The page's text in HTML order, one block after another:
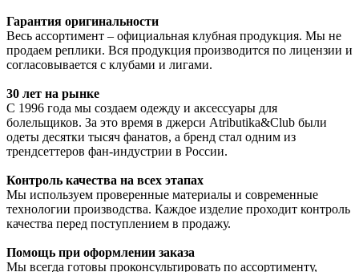
Гарантия оригинальности
Весь ассортимент – официальная клубная продукция. Мы не
продаем реплики. Вся продукция производится по лицензии и
согласовывается с клубами и лигами.
30 лет на рынке
С 1996 года мы создаем одежду и аксессуары для
болельщиков. За это время в джерси Atributika&Club были
одеты десятки тысяч фанатов, а бренд стал одним из
трендсеттеров фан-индустрии в России.
Контроль качества на всех этапах
Мы используем проверенные материалы и современные
технологии производства. Каждое изделие проходит контроль
качества перед поступлением в продажу.
Помощь при оформлении заказа
Мы всегда готовы проконсультировать по ассортименту,